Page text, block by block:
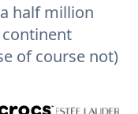
half million
continent
of course not)